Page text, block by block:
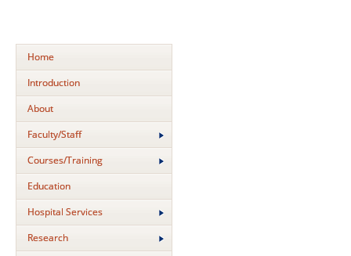
Home
Introduction
About
Faculty/Staff
Courses/Training
Education
Hospital Services
Research